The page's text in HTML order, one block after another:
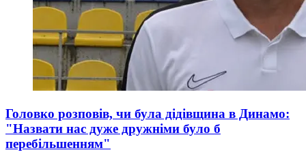
Головко розповів, чи була дідівщина в Динамо:
"Назвати нас дуже дружніми було б
перебільшенням"